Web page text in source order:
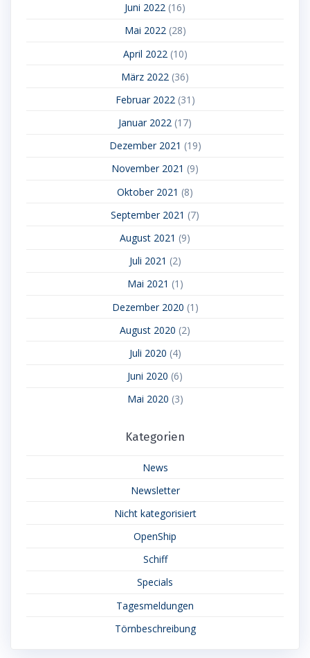
Juni 2022 (16)
Mai 2022(28)
April 2022 (10)
März 2022 (36)
Februar 2022(31)
Januar 2022 (17)
Dezember 2021 (19)
November 2021 (9)
Oktober 2021 (8)
September 2021 (7)
August 2021 (9)
Juli 2021 (2)
Mai 2021 (1)
Dezember 2020 (1)
August 2020 (2)
Juli 2020 (4)
Juni 2020 (6)
Mai 2020 (3)
Kategorien
News
Newsletter
Nicht kategorisiert
OpenShip
Schiff
Specials
Tagesmeldungen
Törnbeschreibung